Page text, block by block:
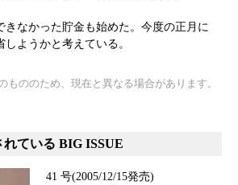
きなかった貯金も始めた。今度の正月に
ようかと考えている。
ののため、現在と異なる場合があります。
ている BIG ISSUE
41 号(2005/12/15発売)